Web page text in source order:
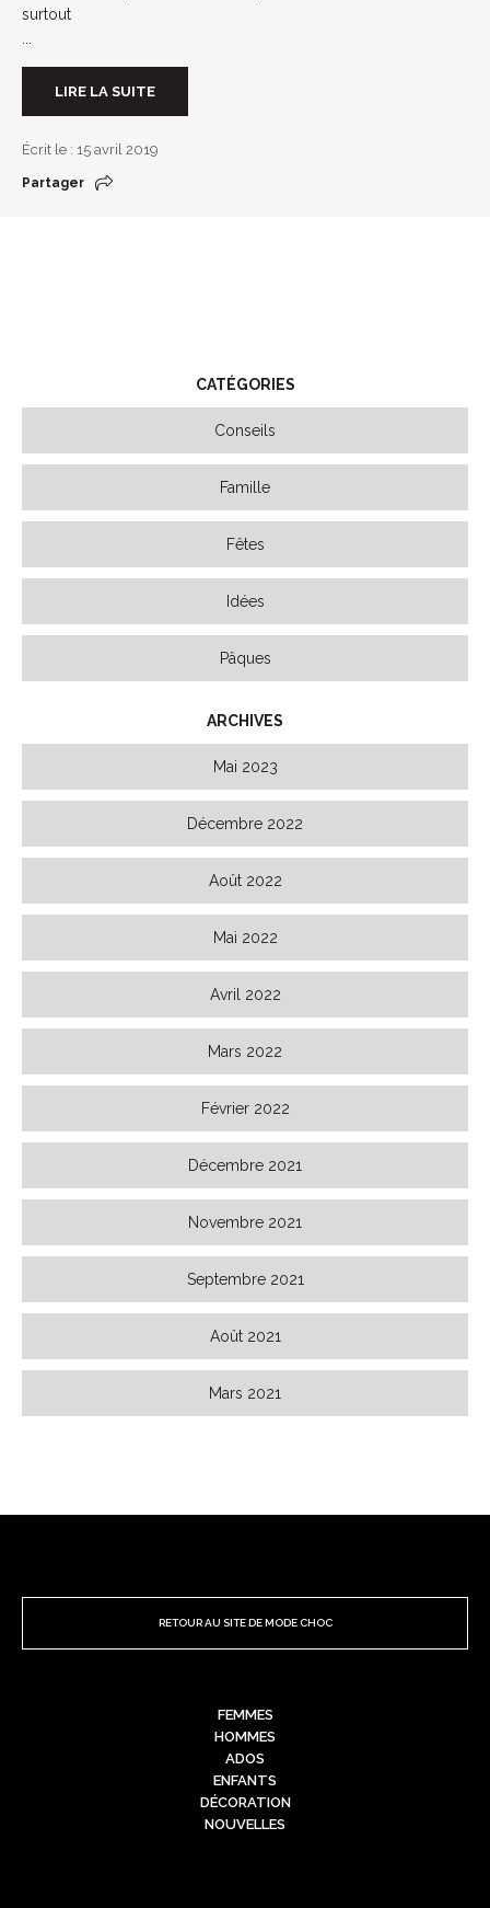
surtout
LIRE LA SUITE
Écrit le : 15 avril 2019
Partager
CATÉGORIES
Conseils
Famille
Fêtes
Idées
Pâques
ARCHIVES
Mai 2023
Décembre 2022
Août 2022
Mai 2022
Avril 2022
Mars 2022
Février 2022
Décembre 2021
Novembre 2021
Septembre 2021
Août 2021
Mars 2021
RETOUR AU SITE DE MODE CHOC
FEMMES
HOMMES
ADOS
ENFANTS
DÉCORATION
NOUVELLES